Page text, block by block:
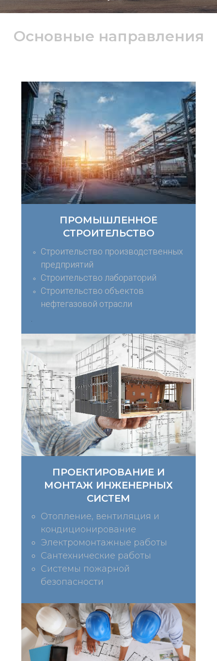
Основные направления
ПРОМЫШЛЕННОЕ
СТРОИТЕЛЬСТВО
Строительство производственных
предприятий
Строительство лабораторий
Строительство объектов
нефтегазовой отрасли
.
ПРОЕКТИРОВАНИЕ И
МОНТАЖ ИНЖЕНЕРНЫХ
СИСТЕМ
Отопление, вентиляция и
кондиционирование
Электромонтажные работы
Сантехнические работы
Системы пожарной
безопасности